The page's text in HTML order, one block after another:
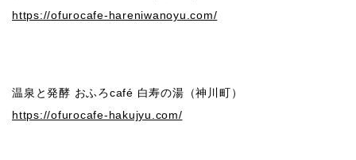
https://ofurocafe-hareniwanoyu.com/
温泉と発酵 おふろcafé 白寿の湯（神川町）
https://ofurocafe-hakujyu.com/